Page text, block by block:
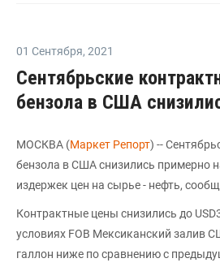
01 Сентября, 2021
Сентябрьские
бензола в США
МОСКВА (Маркет Репорт) --
бензола в США снизились примерно
издержек цен на сырье - нефть,
Контрактные цены снизились до
условиях FOB Мексиканский залив
галлон ниже по сравнению с